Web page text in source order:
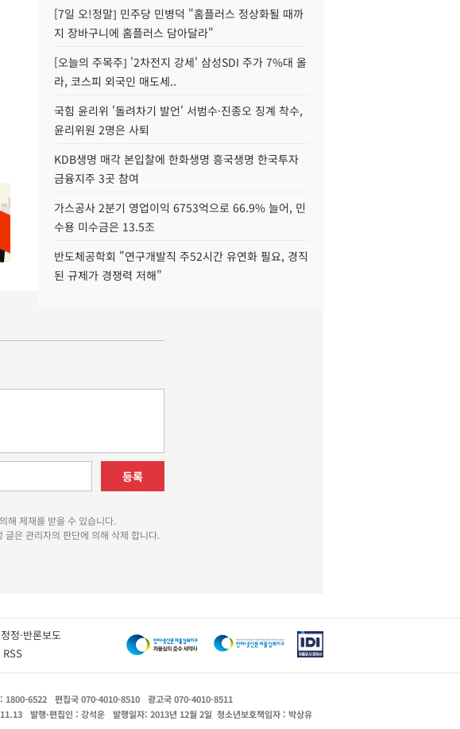
[7일 오!정말] 민주당 민병덕 "홈플러스 정상화될 때까
지 장바구니에 홈플러스 담아달라"
[오늘의 주목주] '2차전지 강세' 삼성SDI 주가 7%대 올
라, 코스피 외국인 매도세..
국힘 윤리위 '돌려차기 발언' 서범수·진종오 징계 착수,
윤리위원 2명은 사퇴
KDB생명 매각 본입찰에 한화생명 흥국생명 한국투자
금융지주 3곳 참여
가스공사 2분기 영업이익 6753억으로 66.9% 늘어, 민
수용 미수금은 13.5조
반도체공학회 "연구개발직 주52시간 유연화 필요, 경직
된 규제가 경쟁력 저해"
등록
해 제재를 받을 수 있습니다.
은 관리자의 판단에 의해 삭제 합니다.
정정·반론보도
RSS
1800-6522 편집국 070-4010-8510
광고국 070-4010-8511
발행·편집인 : 강석운 발행일자: 2013년 12월 2일 청소년보호책임자 : 박상유